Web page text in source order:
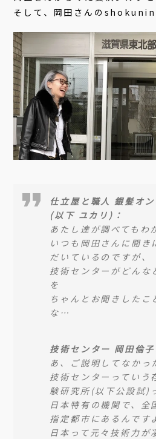
そして、岡田さんの
仕立屋と職人 銀髪オ
(以下 ユカリ)：
あたし達が調べてもわ
いつも岡田さんに聞き
だいているのですが、
技術センターがどんな
を
ちゃんとお聞きしたこ
な…
技術センター 岡田倫
あ、ご説明してなか
技術センターっていう
験研究所(以下公設試)
日本特有の機関で、全
指定都市にあるんです
日本って元々技術力が